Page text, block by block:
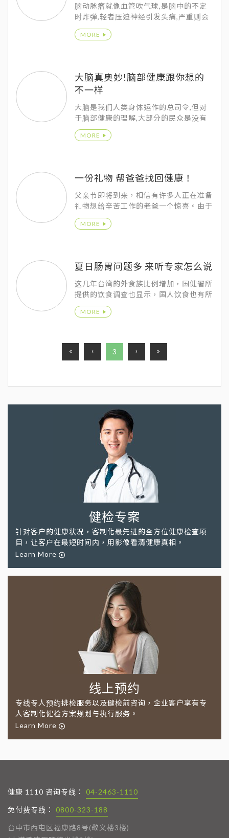
脑动脉瘤就像血管吹气球,是脑中的不定
时炸弹,轻者压迫神经引发头痛,严重则会
破裂出血造成脑中风,致死率达30%以上,
因此有高血压、高血脂的民众,是潜在高
MORE
大脑真奥妙!脑部健康跟你想的
不一样
大脑是我们人类身体运作的总司令,但对
于脑部健康的理解,大部分的民众是没有
概念的。 比较容易被注意到的可能是类
似偏头痛或是晕眩等症状,到底脑部健康
MORE
一份礼物 帮爸爸找回健康！
父亲节即将到来，相信有许多人正在准备
礼物想给辛苦工作的老爸一个惊喜。由于
受到传统价值观的影响，往往扮演「父
亲」这个角色的男性，总是不擅表达情
MORE
夏日肠胃问题多 来听专家怎么说
这几年台湾的外食族比例增加，国健署所
提供的饮食调查也显示，国人饮食也有所
谓的M型化趋势，在肉类与油类的部分都
有摄取过量的问题，而蔬果类则是有明显
MORE
« ‹ 3 › »
健检专案
针对客户的健康状况，客制化最先进的全方位健康检查项
目，让客户在最短时间内，用影像看清健康真相。
Learn More
线上预约
专线专人预约排检服务以及健检前咨询，企业客户享有专
人客制化健检方案规划与执行服务。
Learn More
健康 1110 咨询专线： 04-2463-1110
免付费专线： 0800-323-188
台中市西屯区福康路8号(敬义楼3楼)